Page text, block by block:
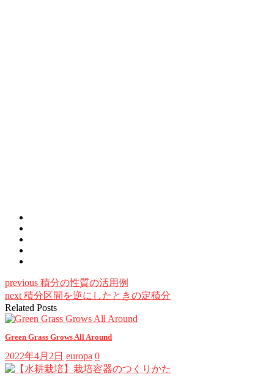
previous 積分の性質の活用例
next 積分区間を逆にしたときの定積分
Related Posts
Green Grass Grows All Around
2022年4月2日 europa 0